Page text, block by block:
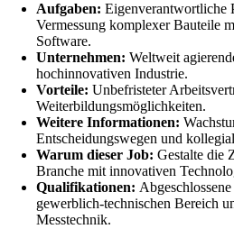
Aufgaben: Eigenverantwortliche
Vermessung komplexer Bauteile
Software.
Unternehmen: Weltweit
hochinnovativen Industrie.
Vorteile: Unbefristeter
Weiterbildungsmöglichkeiten.
Weitere Informationen:
Entscheidungswegen und
Warum dieser Job: Gestalte die
Branche mit innovativen
Qualifikationen:
gewerblich-technischen Bereich
Messtechnik.